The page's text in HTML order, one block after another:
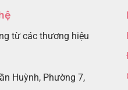
từ các thương hiệu
Huỳnh, Phường 7,